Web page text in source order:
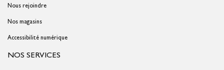
Nous rejoindre
Nos magasins
Accessibilité numérique
NOS SERVICES